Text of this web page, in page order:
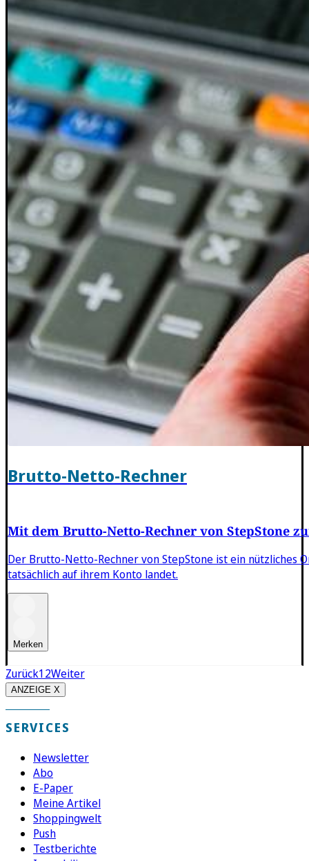
Brutto-Netto-Rechner
Mit dem Brutto-Netto-Rechner von StepStone
Der Brutto-Netto-Rechner von StepStone ist ein nützliches
tatsächlich auf ihrem Konto landet.
Merken
Zurück12Weiter
ANZEIGE X
SERVICES
Newsletter
Abo
E-Paper
Meine Artikel
Shoppingwelt
Push
Testberichte